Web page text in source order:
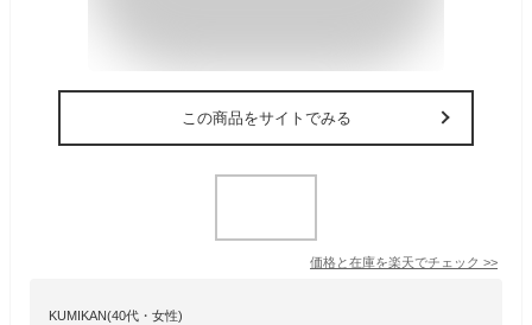
この商品をサイトでみる
価格と在庫を楽天でチェック >>
KUMIKAN(40代・女性)